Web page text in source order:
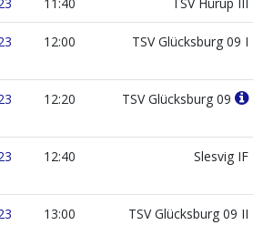
12:00 TSV Glücksburg 09 I
12:20 TSV Glücksburg 09
12:40 Slesvig IF
13:00 TSV Glücksburg 09 II